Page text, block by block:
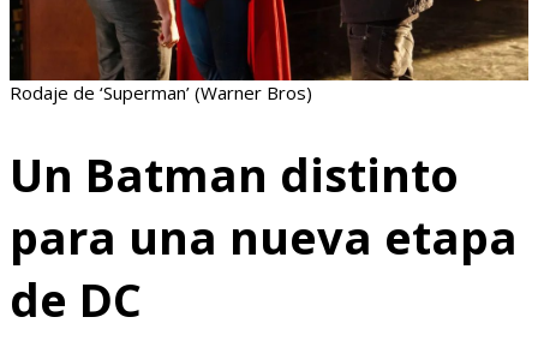
Rodaje de ‘Superman’ (Warner Bros)
Un Batman distinto
para una nueva etapa
de DC